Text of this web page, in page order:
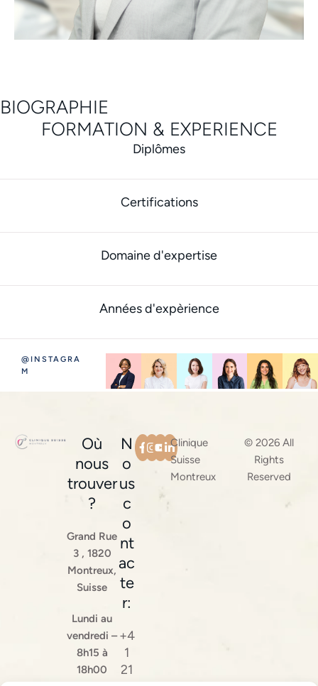
BIOGRAPHIE
FORMATION & EXPERIENCE
Diplômes
Certifications
Domaine d'expertise
Années d'expèrience
@INSTAGRA
M
Où
nous
trouver
?
Grand Rue
3 , 1820
Montreux,
Suisse
Lundi au
vendredi –
8h15 à
18h00
N
o
us
c
o
nt
ac
te
r:
+4
1
21
Clinique
Suisse
Montreux
© 2026 All
Rights
Reserved